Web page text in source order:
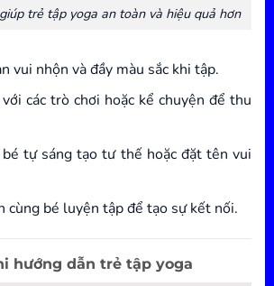
trẻ tập yoga an toàn và hiệu quả hơn
vui nhộn và đầy màu sắc khi tập.
các trò chơi hoặc kể chuyện để thu
bé tự sáng tạo tư thế hoặc đặt tên vui
cùng bé luyện tập để tạo sự kết nối.
hướng dẫn trẻ tập yoga